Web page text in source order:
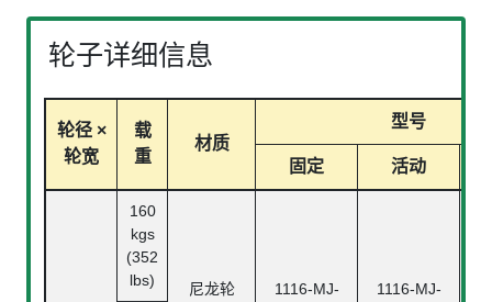
轮子详细信息
轮径 ×
轮宽
载
重
材质
型号
固定 活动
160
kgs
(352
lbs)
尼龙轮
1116-MJ-
1116-MJ-